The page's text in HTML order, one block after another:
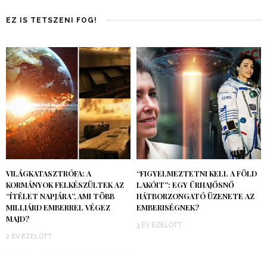
EZ IS TETSZENI FOG!
VILÁGKATASZTRÓFA: A
KORMÁNYOK FELKÉSZÜLTEK AZ
“ÍTÉLET NAPJÁRA”, AMI TÖBB
MILLIÁRD EMBERREL VÉGEZ
MAJD?
2 ÉV EZELŐTT
“FIGYELMEZTETNI KELL A FÖLD
LAKÓIT”: EGY ŰRHAJŐSNŐ
HÁTBORZONGATÓ ÜZENETE AZ
EMBERISÉGNEK?
3 ÉV EZELŐTT